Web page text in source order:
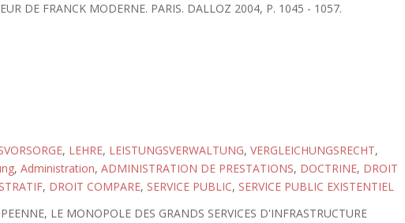
DE FRANCK MODERNE. PARIS. DALLOZ 2004, P. 1045 - 1057.
, LEHRE, LEISTUNGSVERWALTUNG, VERGLEICHUNGSRECHT,
, Administration, ADMINISTRATION DE PRESTATIONS, DOCTRINE, DROIT
, DROIT COMPARE, SERVICE PUBLIC, SERVICE PUBLIC EXISTENTIEL
LE MONOPOLE DES GRANDS SERVICES D'INFRASTRUCTURE